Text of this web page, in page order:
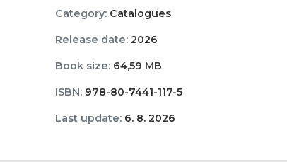
Category:Catalogues
Release date:2026
Book size:64,59 MB
ISBN:978-80-7441-117-5
Last update:6. 8. 2026